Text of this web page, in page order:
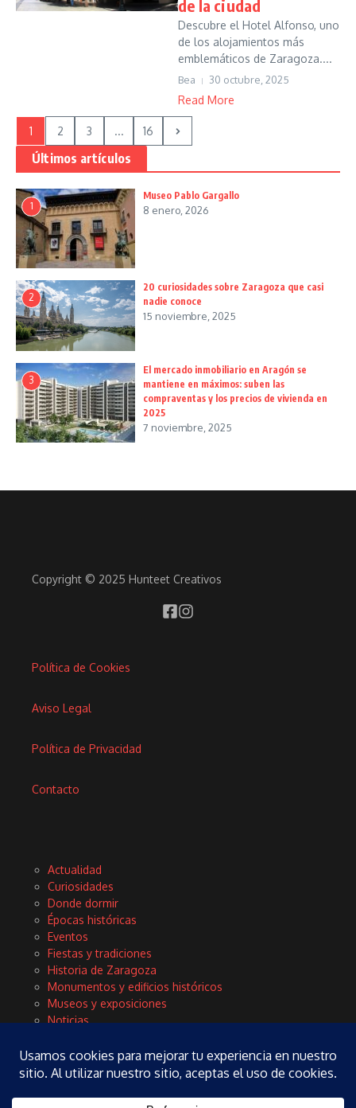
de la ciudad
Descubre el Hotel Alfonso, uno
de los alojamientos más
emblemáticos de Zaragoza....
Bea 30 octubre, 2025
Read More
1 2 3 ... 16
Últimos artículos
1
Museo Pablo Gargallo
8 enero, 2026
2
20 curiosidades sobre Zaragoza que casi
nadie conoce
15 noviembre, 2025
3
El mercado inmobiliario en Aragón se
mantiene en máximos: suben las
compraventas y los precios de vivienda en
2025
7 noviembre, 2025
Copyright © 2025 Hunteet Creativos
Política de Cookies
Aviso Legal
Política de Privacidad
Contacto
Actualidad
Curiosidades
Donde dormir
Épocas históricas
Eventos
Fiestas y tradiciones
Historia de Zaragoza
Monumentos y edificios históricos
Museos y exposiciones
Noticias
Rinconces con encanto
Tours y excursiones